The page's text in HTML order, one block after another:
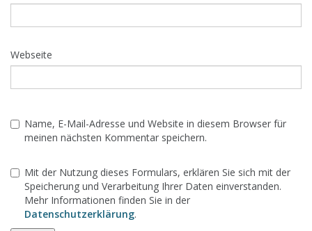
Webseite
Name, E-Mail-Adresse und Website in diesem Browser für
meinen nächsten Kommentar speichern.
Mit der Nutzung dieses Formulars, erklären Sie sich mit der
Speicherung und Verarbeitung Ihrer Daten einverstanden.
Mehr Informationen finden Sie in der
Datenschutzerklärung.